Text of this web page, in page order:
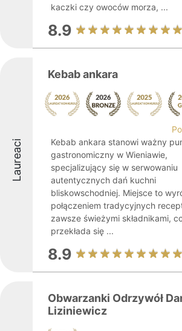
kaczki czy owoców morza, ...
8.9
Laureaci
Kebab ankara
Kebab ankara stanowi ważny
gastronomiczny w Wieniawie,
specjalizujący się w serwowaniu
autentycznych dań kuchni
bliskowschodniej. Miejsce to
połączeniem tradycyjnych
zawsze świeżymi składnikami,
przekłada się ...
8.9
Obwarzanki Odrzywół
Liziniewicz